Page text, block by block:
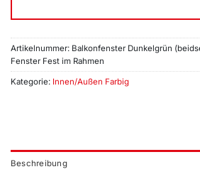
Artikelnummer: Balkonfenster Dunkelgrün
Fenster Fest im Rahmen
Kategorie: Innen/Außen Farbig
Beschreibung